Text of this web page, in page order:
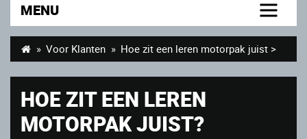
MENU
Voor Klanten Hoe zit een leren motorpak juist >
HOE ZIT EEN LEREN
MOTORPAK JUIST?